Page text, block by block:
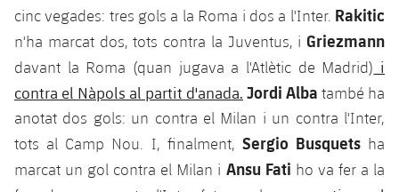
Calendari
Classificació
Jugadors
Calendari
Resultats
Classificació
Notícies
Hockey Herba Masculí
Hockey Herba Femení
Patinatge artístic
Actualitat
Plantilla
Escola de Patinatge
Rugby
plusicon
més
Actualitat
Voleibol
plusicon
més
cinc vegades: tres gols a la Roma i dos a l'Inter. Rakitic
n'ha marcat dos, tots contra la Juventus, i Griezmann
davant la Roma (quan jugava a l'Atlètic de Madrid) i
contra el Nàpols al partit d'anada. Jordi Alba també ha
anotat dos gols: un contra el Milan i un contra l'Inter,
tots al Camp Nou. I, finalment, Sergio Busquetsha
marcat un gol contra el Milan i Ansu Fati ho va fer a la